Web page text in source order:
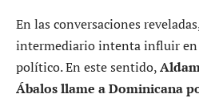
En las conversaciones
intermediario intenta influir en
político. En este sentido,
Ábalos llame a Dominicana